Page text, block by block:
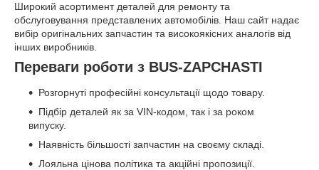
Широкий асортимент деталей для ремонту та
обслуговування представлених автомобілів. Наш сайт надає
вибір оригінальних запчастин та високоякісних аналогів від
інших виробників.
Переваги роботи з BUS-ZAPCHASTI
Розгорнуті професійні консультації щодо товару.
Підбір деталей як за VIN-кодом, так і за роком
випуску.
Наявність більшості запчастин на своєму складі.
Лояльна цінова політика та акційні пропозиції.